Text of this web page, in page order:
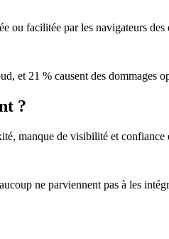
ou facilitée par les navigateurs
et 21 % causent des dommages
?
manque de visibilité et confiance
ne parviennent pas à les